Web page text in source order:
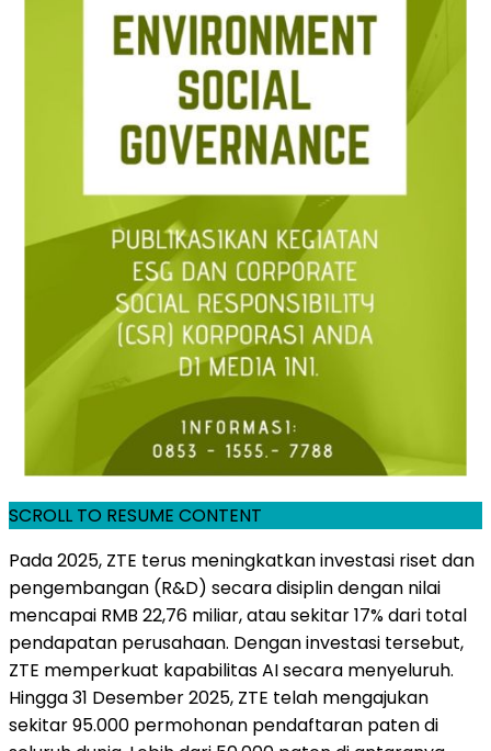
SCROLL TO RESUME CONTENT
Pada 2025, ZTE terus meningkatkan investasi riset dan
pengembangan (R&D) secara disiplin dengan nilai
mencapai RMB 22,76 miliar, atau sekitar 17% dari total
pendapatan perusahaan. Dengan investasi tersebut,
ZTE memperkuat kapabilitas AI secara menyeluruh.
Hingga 31 Desember 2025, ZTE telah mengajukan
sekitar 95.000 permohonan pendaftaran paten di